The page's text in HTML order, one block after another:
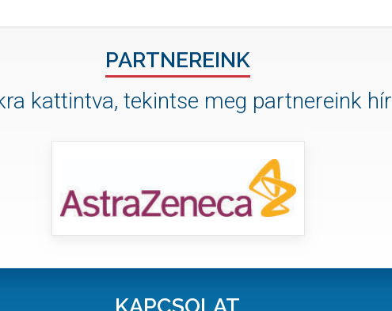
PARTNEREINK
kattintva, tekintse meg partnereink
KAPCSOLAT